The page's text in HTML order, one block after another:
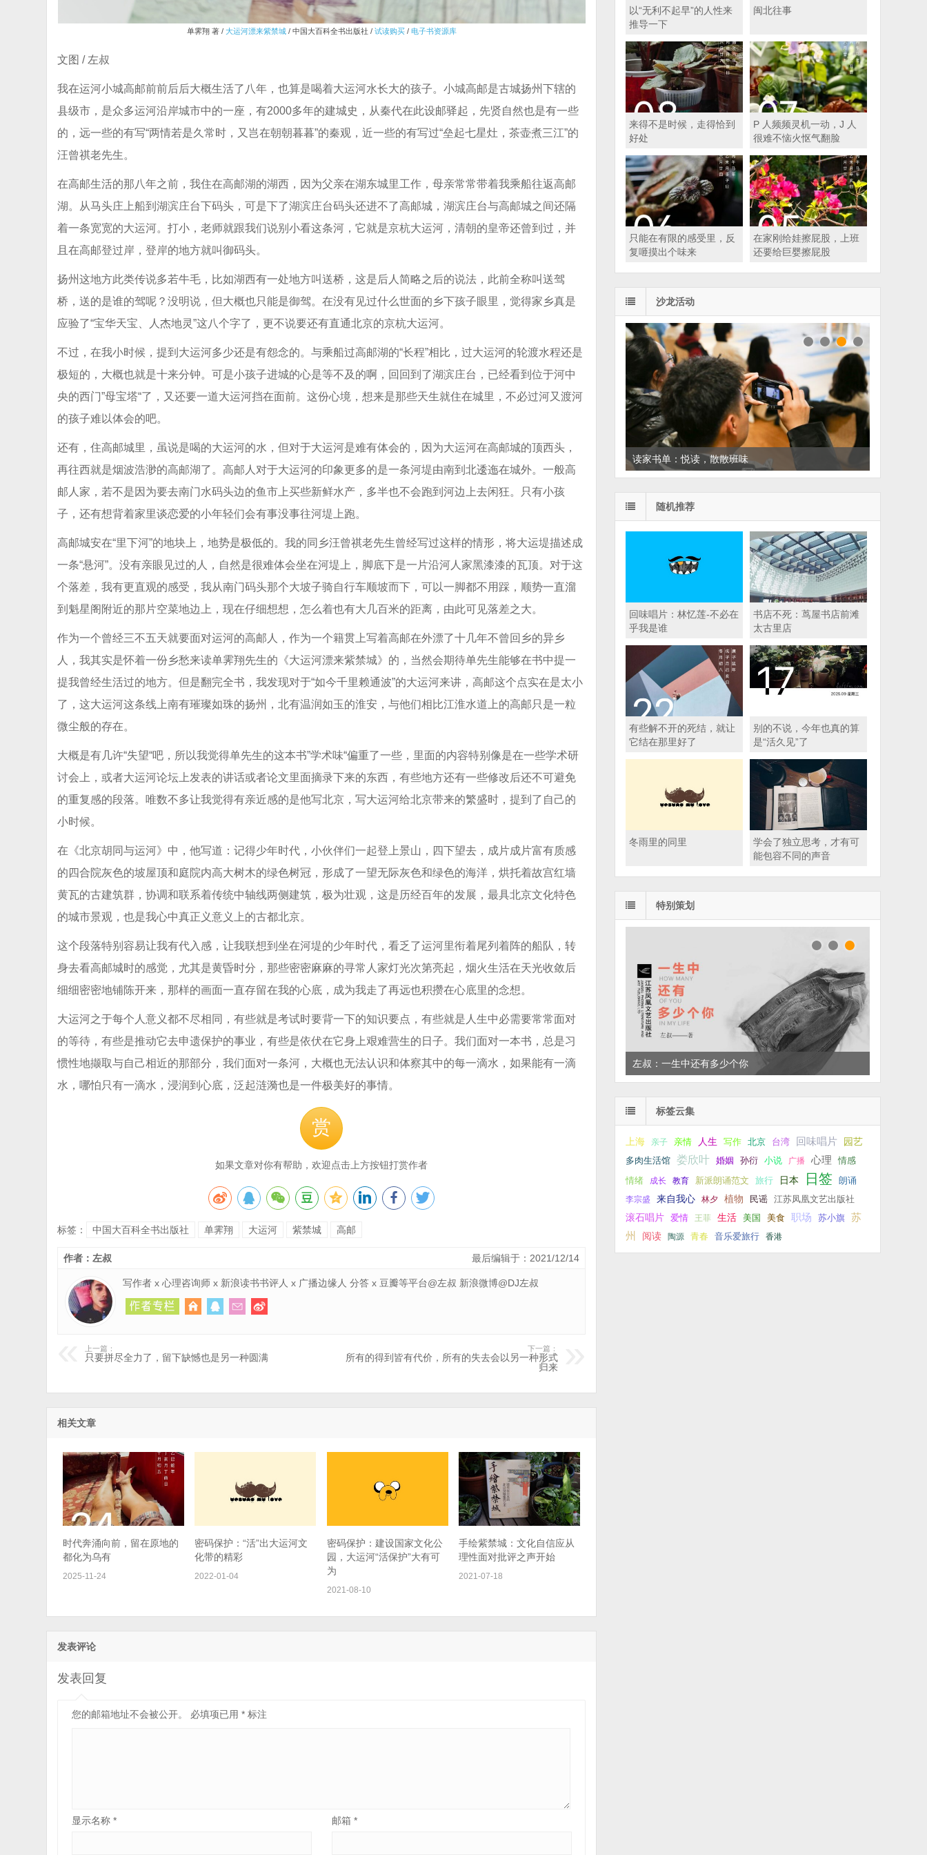
单霁翔 著 / 大运河漂来紫禁城/ 中国大百科全书出版社 / 试读购买/电子书资源库
文图 / 左叔
我在运河小城高邮前前后后大概生活了八年，也算是喝着大运河水长大的孩子。小城高邮是古城扬州下辖的
县级市，是众多运河沿岸城市中的一座，有2000多年的建城史，从秦代在此设邮驿起，先贤自然也是有一些
的，远一些的有写“两情若是久常时，又岂在朝朝暮暮”的秦观，近一些的有写过“垒起七星灶，茶壶煮三江”的
汪曾祺老先生。
在高邮生活的那八年之前，我住在高邮湖的湖西，因为父亲在湖东城里工作，母亲常常带着我乘船往返高邮
湖。从马头庄上船到湖滨庄台下码头，可是下了湖滨庄台码头还进不了高邮城，湖滨庄台与高邮城之间还隔
着一条宽宽的大运河。打小，老师就跟我们说别小看这条河，它就是京杭大运河，清朝的皇帝还曾到过，并
且在高邮登过岸，登岸的地方就叫御码头。
扬州这地方此类传说多若牛毛，比如湖西有一处地方叫送桥，这是后人简略之后的说法，此前全称叫送驾
桥，送的是谁的驾呢？没明说，但大概也只能是御驾。在没有见过什么世面的乡下孩子眼里，觉得家乡真是
应验了“宝华天宝、人杰地灵”这八个字了，更不说要还有直通北京的京杭大运河。
不过，在我小时候，提到大运河多少还是有怨念的。与乘船过高邮湖的“长程”相比，过大运河的轮渡水程还是
极短的，大概也就是十来分钟。可是小孩子进城的心是等不及的啊，回回到了湖滨庄台，已经看到位于河中
央的西门”母宝塔“了，又还要一道大运河挡在面前。这份心境，想来是那些天生就住在城里，不必过河又渡河
的孩子难以体会的吧。
还有，住高邮城里，虽说是喝的大运河的水，但对于大运河是难有体会的，因为大运河在高邮城的顶西头，
再往西就是烟波浩渺的高邮湖了。高邮人对于大运河的印象更多的是一条河堤由南到北逶迤在城外。一般高
邮人家，若不是因为要去南门水码头边的鱼市上买些新鲜水产，多半也不会跑到河边上去闲狂。只有小孩
子，还有想背着家里谈恋爱的小年轻们会有事没事往河堤上跑。
高邮城安在“里下河”的地块上，地势是极低的。我的同乡汪曾祺老先生曾经写过这样的情形，将大运堤描述成
一条“悬河”。没有亲眼见过的人，自然是很难体会坐在河堤上，脚底下是一片沿河人家黑漆漆的瓦顶。对于这
个落差，我有更直观的感受，我从南门码头那个大坡子骑自行车顺坡而下，可以一脚都不用踩，顺势一直溜
到魁星阁附近的那片空菜地边上，现在仔细想想，怎么着也有大几百米的距离，由此可见落差之大。
作为一个曾经三不五天就要面对运河的高邮人，作为一个籍贯上写着高邮在外漂了十几年不曾回乡的异乡
人，我其实是怀着一份乡愁来读单霁翔先生的《大运河漂来紫禁城》的，当然会期待单先生能够在书中提一
提我曾经生活过的地方。但是翻完全书，我发现对于“如今千里赖通波”的大运河来讲，高邮这个点实在是太小
了，这大运河这条线上南有璀璨如珠的扬州，北有温润如玉的淮安，与他们相比江淮水道上的高邮只是一粒
微尘般的存在。
大概是有几许“失望“吧，所以我觉得单先生的这本书”学术味“偏重了一些，里面的内容特别像是在一些学术研
讨会上，或者大运河论坛上发表的讲话或者论文里面摘录下来的东西，有些地方还有一些修改后还不可避免
的重复感的段落。唯数不多让我觉得有亲近感的是他写北京，写大运河给北京带来的繁盛时，提到了自己的
小时候。
在《北京胡同与运河》中，他写道：记得少年时代，小伙伴们一起登上景山，四下望去，成片成片富有质感
的四合院灰色的坡屋顶和庭院内高大树木的绿色树冠，形成了一望无际灰色和绿色的海洋，烘托着故宫红墙
黄瓦的古建筑群，协调和联系着传统中轴线两侧建筑，极为壮观，这是历经百年的发展，最具北京文化特色
的城市景观，也是我心中真正义意义上的古都北京。
这个段落特别容易让我有代入感，让我联想到坐在河堤的少年时代，看乏了运河里衔着尾列着阵的船队，转
身去看高邮城时的感觉，尤其是黄昏时分，那些密密麻麻的寻常人家灯光次第亮起，烟火生活在天光收敛后
细细密密地铺陈开来，那样的画面一直存留在我的心底，成为我走了再远也积攒在心底里的念想。
大运河之于每个人意义都不尽相同，有些就是考试时要背一下的知识要点，有些就是人生中必需要常常面对
的等待，有些是推动它去申遗保护的事业，有些是依伏在它身上艰难营生的日子。我们面对一本书，总是习
惯性地撷取与自己相近的那部分，我们面对一条河，大概也无法认识和体察其中的每一滴水，如果能有一滴
水，哪怕只有一滴水，浸润到心底，泛起涟漪也是一件极美好的事情。
赏
如果文章对你有帮助，欢迎点击上方按钮打赏作者
标签： 中国大百科全书出版社 单霁翔 大运河 紫禁城 高邮
最后编辑于：2021/12/14
作者：左叔
写作者 x 心理咨询师 x 新浪读书书评人 x 广播边缘人 分答 x 豆瓣等平台@左叔 新浪微博@DJ左叔
上一篇：
只要拼尽全力了，留下缺憾也是另一种圆满
下一篇：
所有的得到皆有代价，所有的失去会以另一种形式
归来
相关文章
时代奔涌向前，留在原地的
都化为乌有
2025-11-24
密码保护：“活”出大运河文
化带的精彩
2022-01-04
密码保护：建设国家文化公
园，大运河“活保护”大有可
为
2021-08-10
手绘紫禁城：文化自信应从
理性面对批评之声开始
2021-07-18
发表评论
发表回复
您的邮箱地址不会被公开。 必填项已用* 标注
显示名称* 邮箱 *
以“无利不起早”的人性来
推导一下
闽北往事
来得不是时候，走得恰到
好处
P 人频频灵机一动，J 人
很难不恼火怄气翻脸
只能在有限的感受里，反
复咂摸出个味来
在家刚给娃擦屁股，上班
还要给巨婴擦屁股
沙龙活动
读家书单：悦读，散散班味
随机推荐
回味唱片：林忆莲-不必在
乎我是谁
书店不死：茑屋书店前滩
太古里店
有些解不开的死结，就让
它结在那里好了
别的不说，今年也真的算
是“活久见”了
冬雨里的同里
学会了独立思考，才有可
能包容不同的声音
特别策划
左叔：一生中还有多少个你
标签云集
上海 亲子 亲情 人生 写作 北京 台湾 回味唱片 园艺
多肉生活馆 娄欣叶 婚姻 孙衍 小说 广播 心理 情感
情绪 成长 教育 新派朗诵范文 旅行 日本 日签 朗诵
李宗盛 来自我心 林夕 植物 民谣
江苏凤凰文艺出版社
滚石唱片
爱情 王菲 生活 美国 美食 职场 苏小旗
苏
州
阅读 陶源 青春 音乐爱旅行 香港